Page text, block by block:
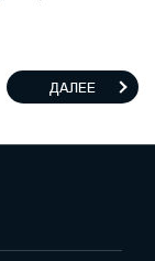
ДАЛЕЕ